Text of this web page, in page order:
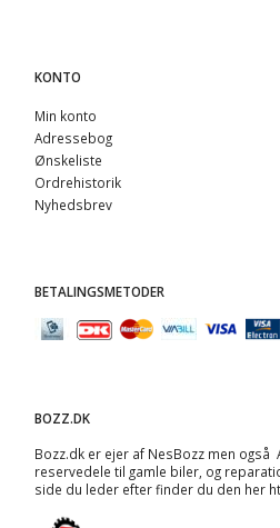
KONTO
Min konto
Adressebog
Ønskeliste
Ordrehistorik
Nyhedsbrev
BETALINGSMETODER
BOZZ.DK
Bozz.dk er ejer af NesBozz men
reservedele til gamle biler, og
side du leder efter finder du den her